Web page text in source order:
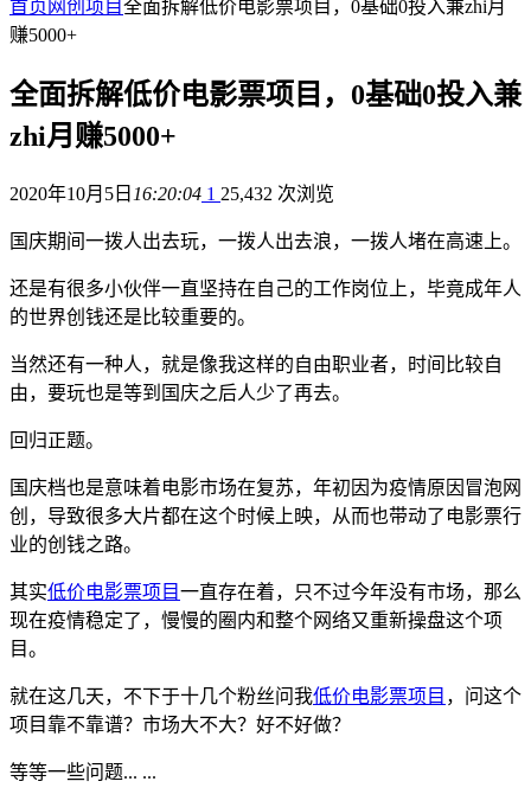
首页 网创项目全面拆解低价电影票项目，0基础0投入兼zhi月
赚5000+
全面拆解低价电影票项目，0基础0投入兼
zhi月赚5000+
2020年10月5日 16:20:04 1 25,432 次浏览
国庆期间一拨人出去玩，一拨人出去浪，一拨人堵在高速上。
还是有很多小伙伴一直坚持在自己的工作岗位上，毕竟成年人
的世界创钱还是比较重要的。
当然还有一种人，就是像我这样的自由职业者，时间比较自
由，要玩也是等到国庆之后人少了再去。
回归正题。
国庆档也是意味着电影市场在复苏，年初因为疫情原因冒泡网
创，导致很多大片都在这个时候上映，从而也带动了电影票行
业的创钱之路。
其实低价电影票项目一直存在着，只不过今年没有市场，那么
现在疫情稳定了，慢慢的圈内和整个网络又重新操盘这个项
目。
就在这几天，不下于十几个粉丝问我低价电影票项目 ，问这个
项目靠不靠谱？市场大不大？好不好做？
等等一些问题... ...